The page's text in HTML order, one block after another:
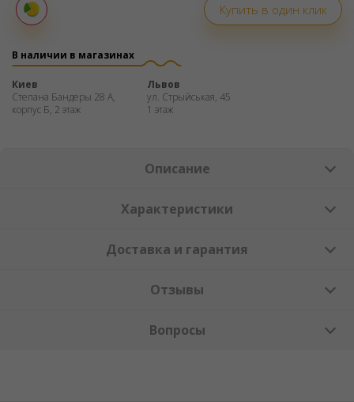
Купить в один клик
частями
В наличии в магазинах
Киев
Степана Бандеры 28 А,
корпус Б, 2 этаж
Львов
ул. Стрыйськая, 45
1 этаж
Описание
Характеристики
Доставка и гарантия
Отзывы
Вопросы